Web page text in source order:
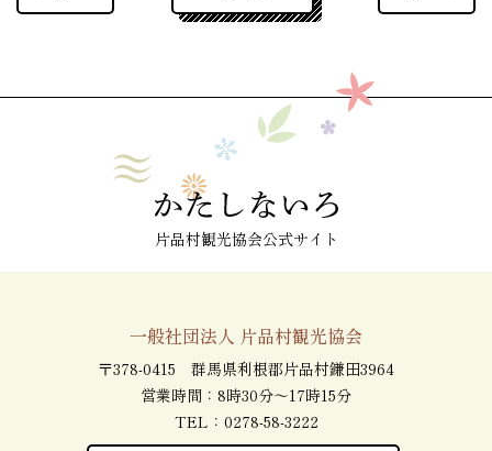
片品村観光協会公式サイト
一般社団法人 片品村観光協会
〒378-0415 群馬県利根郡片品村鎌田3964
営業時間：8時30分～17時15分
TEL： 0278-58-3222